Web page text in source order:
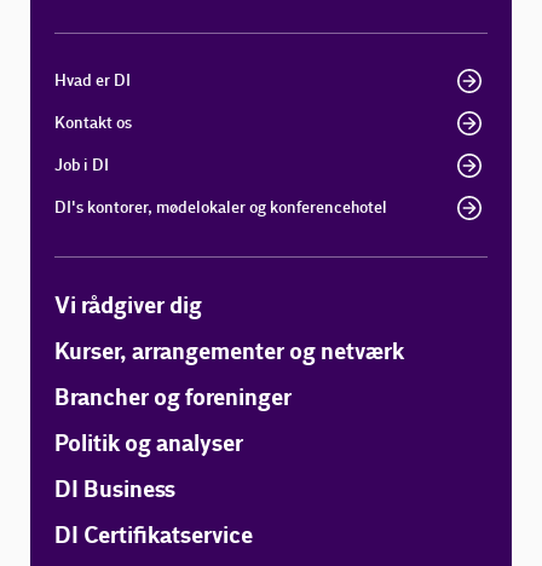
Hvad er DI
Kontakt os
Job i DI
DI's kontorer, mødelokaler og konferencehotel
Vi rådgiver dig
Kurser, arrangementer og netværk
Brancher og foreninger
Politik og analyser
DI Business
DI Certifikatservice